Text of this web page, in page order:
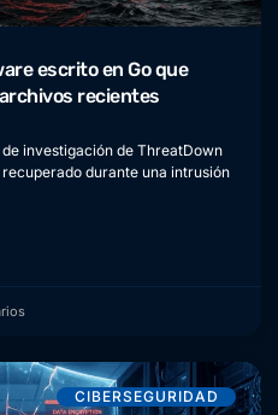
escrito en Go que
recientes
de investigación de ThreatDown
durante una intrusión
CIBERSEGURIDAD